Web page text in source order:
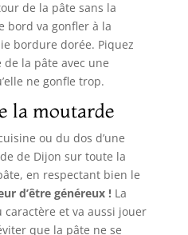
de la pâte sans la
bord va gonfler à la
bordure dorée. Piquez
la pâte avec une
ne gonfle trop.
la moutarde
ou du dos d’une
de Dijon sur toute la
en respectant bien le
d’être généreux !La
et va aussi jouer
que la pâte ne se